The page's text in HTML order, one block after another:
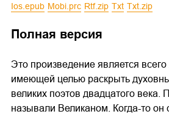
ios.epub
mobi.prc rtf.zip txt txt.zip
Полная версия
Это произведение является
имеющей целью раскрыть
великих поэтов двадцатого века.
называли Великаном. Когда-то он